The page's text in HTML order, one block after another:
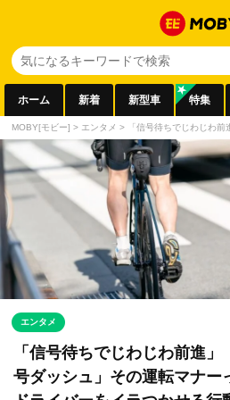
ホーム 新着 新型車 特集
MOBY[モビー] > エンタメ > 「信号待ちでじわじわ
エンタメ
「信号待ちでじわじわ前進
号ダッシュ」その運転マナー